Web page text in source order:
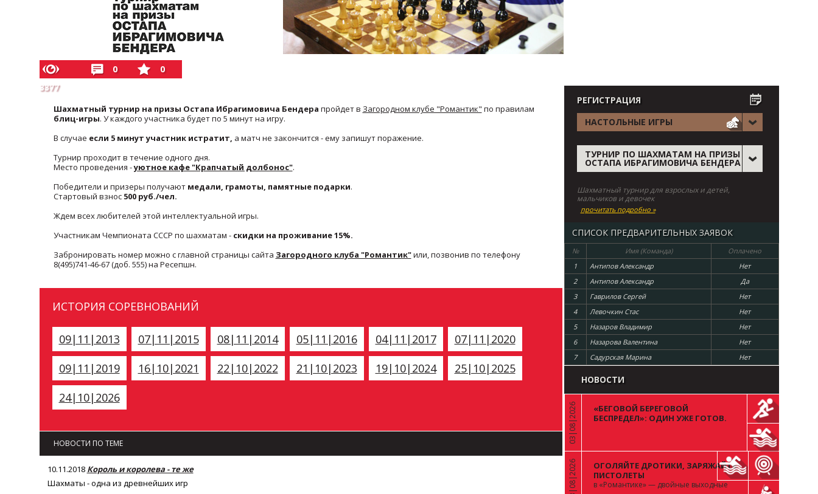
3377
0 0
Шахматный турнир на призы Остапа Ибрагимовича Бендера пройдет в Загородном клубе "Романтик" по правилам
блиц-игры. У каждого участника будет по 5 минут на игру.
В случае если 5 минут участник истратит, а матч не закончится - ему запишут поражение.
Турнир проходит в течение одного дня.
Место проведения -уютное кафе "Крапчатый долбонос".
Победители и призеры получают медали, грамоты, памятные подарки.
Стартовый взнос 500 руб./чел.
Ждем всех любителей этой интеллектуальной игры.
Участникам Чемпионата СССР по шахматам - скидки на проживание 15%.
Забронировать номер можно с главной страницы сайта Загородного клуба "Романтик"или, позвонив по телефону
8(495)741-46-67 (доб. 555) на Ресепшн.
ИСТОРИЯ СОРЕВНОВАНИЙ
09|11|2013 07|11|2015 08|11|2014 05|11|2016 04|11|2017
07|11|2020
09|11|2019
16|10|2021 22|10|2022 21|10|2023 19|10|2024
25|10|2025
24|10|2026
НОВОСТИ ПО ТЕМЕ
10.11.2018 Король и королева - те же
Шахматы - одна из древнейших игр
РЕГИСТРАЦИЯ
НАСТОЛЬНЫЕ ИГРЫ
ТУРНИР ПО ШАХМАТАМ НА ПРИЗЫ
ОСТАПА ИБРАГИМОВИЧА БЕНДЕРА
Шахматный турнир для взрослых и детей,
мальчиков и девочек
прочитать подробно »
СПИСОК ПРЕДВАРИТЕЛЬНЫХ ЗАЯВОК
№ Имя (Команда)
Оплачено
1
Антипов Александр
Нет
2
Антипов Александр
Да
3
Гаврилов Сергей
Нет
4
Левочкин Стас
Нет
5
Назаров Владимир
Нет
6
Назарова Валентина
Нет
7
Садурская Марина Нет
НОВОСТИ
«
03|08|2026
«БЕГОВОЙ БЕРЕГОВОЙ
БЕСПРЕДЕЛ»: ОДИН УЖЕ ГОТОВ.
«
03|08|2026
ОГОЛЯЙТЕ ДРОТИКИ, ЗАРЯЖАЙТЕ
ПИСТОЛЕТЫ
в «Романтике» — двойные выходные